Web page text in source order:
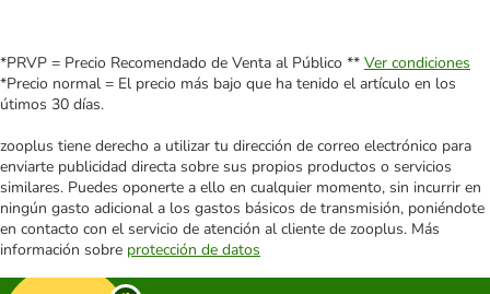
*PRVP = Precio Recomendado de Venta al Público ** Ver condiciones
*Precio normal = El precio más bajo que ha tenido el artículo en los
útimos 30 días.
zooplus tiene derecho a utilizar tu dirección de correo electrónico para
enviarte publicidad directa sobre sus propios productos o servicios
similares. Puedes oponerte a ello en cualquier momento, sin incurrir en
ningún gasto adicional a los gastos básicos de transmisión, poniéndote
en contacto con el servicio de atención al cliente de zooplus. Más
información sobre protección de datos